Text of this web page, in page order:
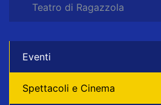
Teatro di Ragazzola
Eventi
Spettacoli e Cinema